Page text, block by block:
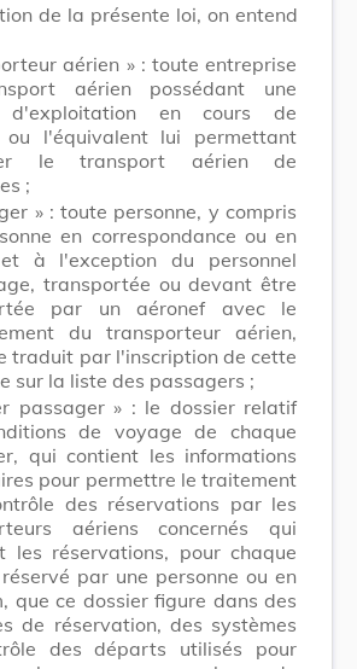
de la présente loi, on entend
aérien » : toute entreprise
aérien possédant une
d'exploitation en cours de
l'équivalent lui permettant
le transport aérien de
;
» : toute personne, y compris
en correspondance ou en
à l'exception du personnel
transportée ou devant être
par un aéronef avec le
du transporteur aérien,
traduit par l'inscription de cette
sur la liste des passagers ;
passager » : le dossier relatif
de voyage de chaque
qui contient les informations
pour permettre le traitement
des réservations par les
aériens concernés qui
les réservations, pour chaque
par une personne ou en
que ce dossier figure dans des
de réservation, des systèmes
des départs utilisés pour